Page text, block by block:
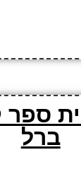
ספר
ברל